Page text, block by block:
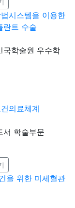
시스템을 이용한
란트 수술
국학술원 우수학
의료체계
서 학술부문
을 위한 미세혈관